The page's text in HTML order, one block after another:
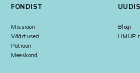
FONDIST
Missioon
Väärtused
Patroon
Meeskond
Blogi
HMUP